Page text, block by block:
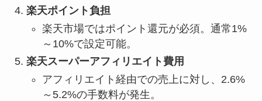
楽天ポイント負担
楽天市場ではポイント還元が必須。通常1%
～10%で設定可能。
楽天スーパーアフィリエイト費用
アフィリエイト経由での売上に対し、2.6%
～5.2%の手数料が発生。